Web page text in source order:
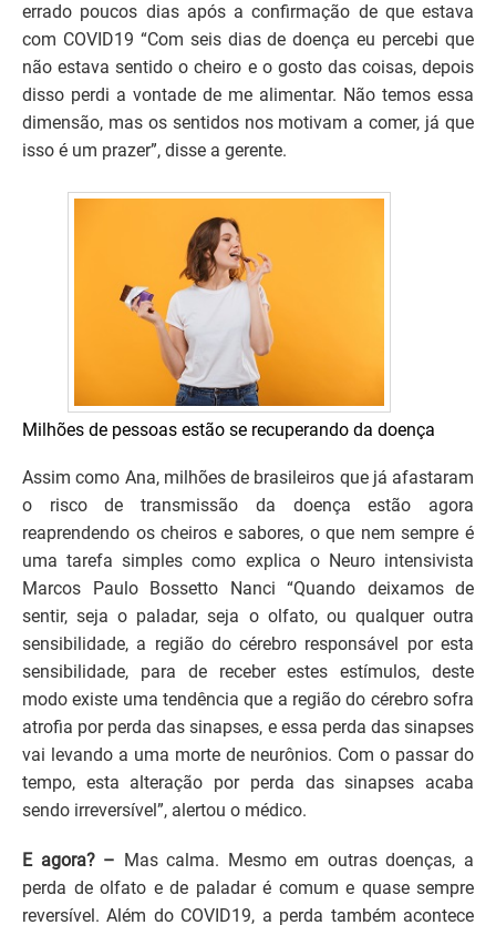
errado poucos dias após a confirmação de que estava
com COVID19 “Com seis dias de doença eu percebi que
não estava sentido o cheiro e o gosto das coisas, depois
disso perdi a vontade de me alimentar. Não temos essa
dimensão, mas os sentidos nos motivam a comer, já que
isso é um prazer”, disse a gerente.
Milhões de pessoas estão se recuperando da doença
Assim como Ana, milhões de brasileiros que já afastaram
o risco de transmissão da doença estão agora
reaprendendo os cheiros e sabores, o que nem sempre é
uma tarefa simples como explica o Neuro intensivista
Marcos Paulo Bossetto Nanci “Quando deixamos de
sentir, seja o paladar, seja o olfato, ou qualquer outra
sensibilidade, a região do cérebro responsável por esta
sensibilidade, para de receber estes estímulos, deste
modo existe uma tendência que a região do cérebro sofra
atrofia por perda das sinapses, e essa perda das sinapses
vai levando a uma morte de neurônios. Com o passar do
tempo, esta alteração por perda das sinapses acaba
sendo irreversível”, alertou o médico.
E agora? – Mas calma. Mesmo em outras doenças, a
perda de olfato e de paladar é comum e quase sempre
reversível. Além do COVID19, a perda também acontece